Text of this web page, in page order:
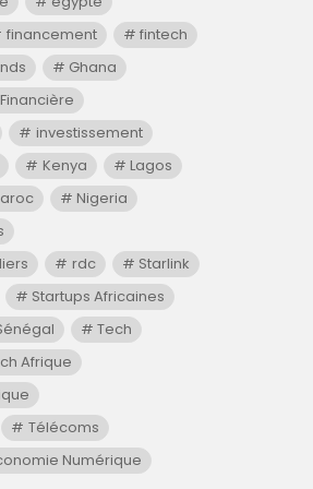
financement
fintech
Ghana
investissement
Kenya
Lagos
Nigeria
rdc
Starlink
Startups Africaines
Tech
Afrique
Télécoms
Numérique